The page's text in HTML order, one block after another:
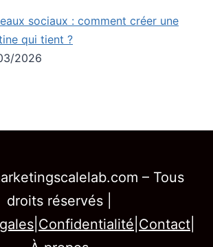
sociaux : comment créer une
qui tient ?
2026
– Tous
droits réservés |
Confidentialité Contact